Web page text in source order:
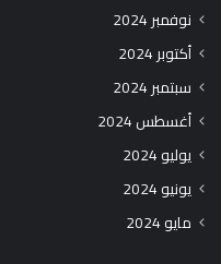
نوفمبر 2024
أكتوبر 2024
سبتمبر 2024
أغسطس 2024
يوليو 2024
يونيو 2024
مايو 2024